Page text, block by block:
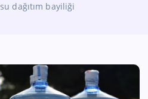
su dağıtım bayiliği